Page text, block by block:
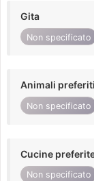
Gita
Non specificato
Animali preferiti
Non specificato
Cucine
Non specificato